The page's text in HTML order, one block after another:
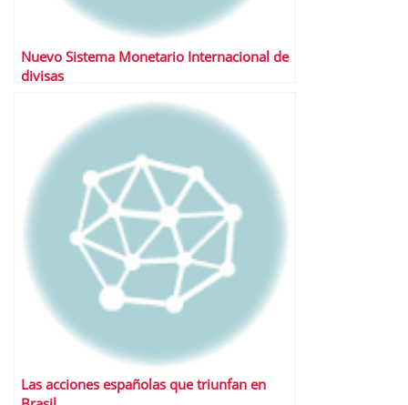
Nuevo Sistema Monetario Internacional de
divisas
Las acciones españolas que triunfan en